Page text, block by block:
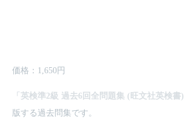
価格：1,650円
「 英検準2級 過去6回全問題集 (旺文社英検書)
版する過去問集です。